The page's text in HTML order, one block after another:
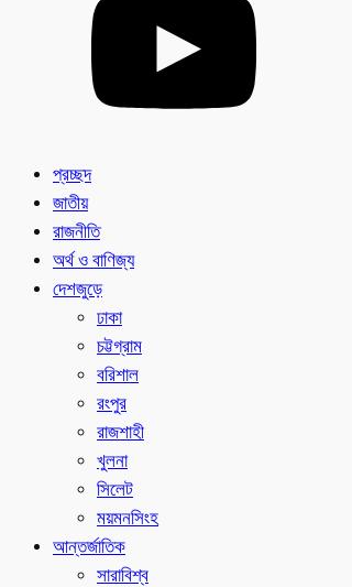
প্রচ্ছদ
জাতীয়
রাজনীতি
অর্থ ও বাণিজ্য
দেশজুড়ে
ঢাকা
চট্টগ্রাম
বরিশাল
রংপুর
রাজশাহী
খুলনা
সিলেট
ময়মনসিংহ
আন্তর্জাতিক
সারাবিশ্ব